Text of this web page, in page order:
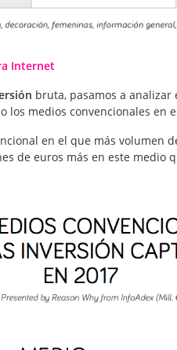
Internet
bruta, pasamos a
los medios convencionales en
en el que más volumen
de euros más en este medio